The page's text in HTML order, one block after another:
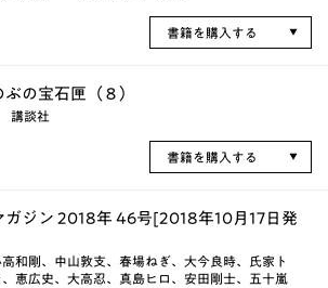
書籍を購入する
の宝石匣（８）
講談社
書籍を購入する
ガジン 2018年 46号[2018年10月17日発
和剛、中山敦支、春場ねぎ、大今良時、氏家ト
恵広史、大高忍、真島ヒロ、安田剛士、五十嵐